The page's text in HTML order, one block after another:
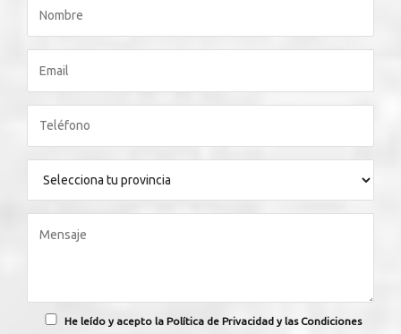
He leído y acepto la Política de Privacidad y las Condiciones